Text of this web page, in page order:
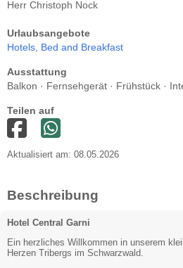
Herr Christoph Nock
Urlaubsangebote
Hotels, Bed and Breakfast
Ausstattung
Balkon · Fernsehgerät · Frühstück ·
Teilen auf
Aktualisiert am: 08.05.2026
Beschreibung
Hotel Central Garni
Ein herzliches Willkommen in unserem
Herzen Tribergs im Schwarzwald.